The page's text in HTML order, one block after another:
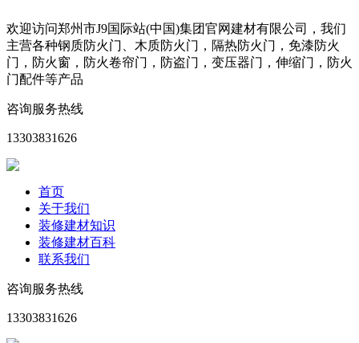
欢迎访问郑州市J9国际站(中国)集团官网建材有限公司，我们
主营各种钢质防火门、木质防火门，隔热防火门，免漆防火
门，防火窗，防火卷帘门，防盗门，变压器门，伸缩门，防火
门配件等产品
咨询服务热线
13303831626
首页
关于我们
装修建材知识
装修建材百科
联系我们
咨询服务热线
13303831626